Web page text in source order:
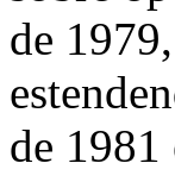
de
de